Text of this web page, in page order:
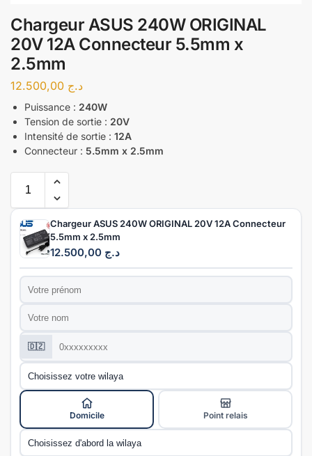
Chargeur ASUS 240W ORIGINAL
20V 12A Connecteur 5.5mm x
2.5mm
د.ج
Puissance : 240W
Tension de sortie : 20V
Intensité de sortie : 12A
Connecteur : 5.5mm x 2.5mm
Chargeur ASUS 240W ORIGINAL 20V 12A Connecteur
5.5mm x 2.5mm
د.ج
Prénom
Nom
Téléphone
🇩🇿
Wilaya
Mode de livraison
Domicile
Point relais
Commune